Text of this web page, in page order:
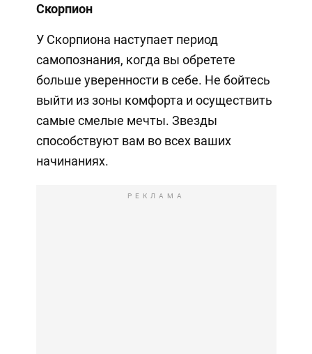
Скорпион
У Скорпиона наступает период
самопознания, когда вы обретете
больше уверенности в себе. Не бойтесь
выйти из зоны комфорта и осуществить
самые смелые мечты. Звезды
способствуют вам во всех ваших
начинаниях.
РЕКЛАМА